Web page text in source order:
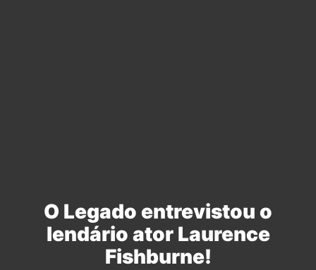
O Legado entrevistou o
lendário ator Laurence
Fishburne!